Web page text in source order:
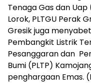
Tenaga Gas dan Uap
Lorok, PLTGU Perak
Gresik juga
Pembangkit Listrik
Pesanggaran dan
Bumi (PLTP)
penghargaan Emas.